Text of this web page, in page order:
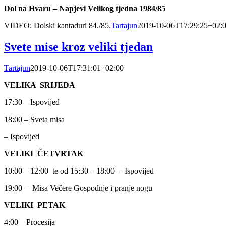
Dol na Hvaru – Napjevi Velikog tjedna 1984/85
VIDEO: Dolski kantaduri 84./85.Tartajun2019-10-
Svete mise kroz veliki tjedan
Tartajun2019-10-06T17:31:01+02:00
VELIKA SRIJEDA
17:30 – Ispovijed
18:00 – Sveta misa
– Ispovijed
VELIKI ČETVRTAK
10:00 – 12:00 te od 15:30 – 18:00 – Ispovijed
19:00 – Misa Večere Gospodnje i pranje nogu
VELIKI PETAK
4:00 – Procesija